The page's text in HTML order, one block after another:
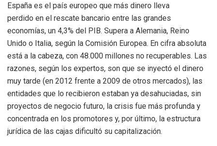
España es el país europeo que más dinero lleva
perdido en el rescate bancario entre las grandes
economías, un 4,3% del PIB. Supera a Alemania, Reino
Unido o Italia, según la Comisión Europea. En cifra absoluta
está a la cabeza, con 48.000 millones no recuperables. Las
razones, según los expertos, son que se inyectó el dinero
muy tarde (en 2012 frente a 2009 de otros mercados), las
entidades que lo recibieron estaban ya desahuciadas, sin
proyectos de negocio futuro, la crisis fue más profunda y
concentrada en los promotores y, por último, la estructura
jurídica de las cajas dificultó su capitalización.